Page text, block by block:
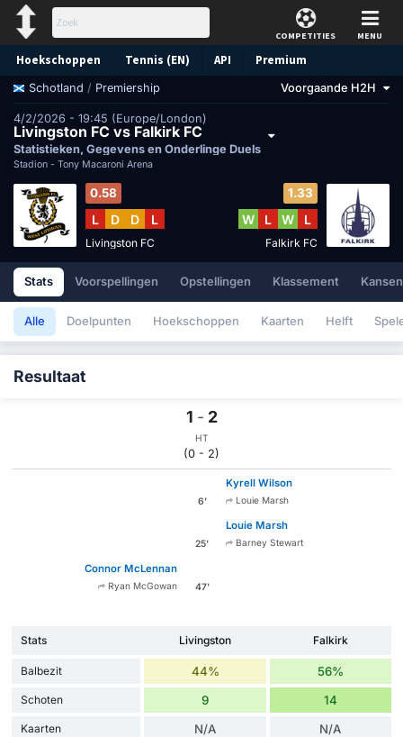
COMPETITIES MENU
Hoekschoppen Tennis (EN) API Premium
Voorspelling
Schotland / Premiership Voorgaande H2H
4/2/2026 - 19:45 (Europe/London)
Livingston FC vs Falkirk FC
Statistieken, Gegevens en Onderlinge Duels
Stadion - Tony Macaroni Arena
0.58
L D D L
Livingston FC
1.33
W L W L
Falkirk FC
Stats Voorspellingen Opstellingen Klassement Kansen
Alle Doelpunten Hoekschoppen Kaarten Helft
Resultaat
1 - 2
HT
(0 - 2)
6'
Kyrell Wilson
Louie Marsh
25'
Louie Marsh
Barney Stewart
Connor McLennan
Ryan McGowan 47'
Stats Livingston Falkirk
Balbezit 44% 56%
Schoten 9 14
Kaarten N/A N/A